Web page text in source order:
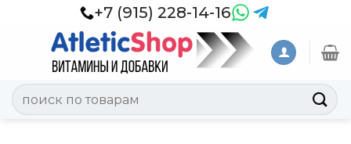
+7 (915) 228-14-16
Искать: